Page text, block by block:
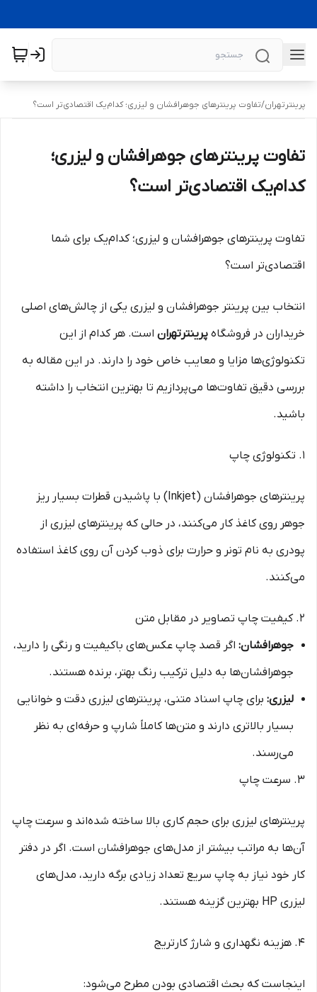
پرینترتهران/تفاوت پرینترهای جوهرافشان و لیزری؛ کدام‌یک اقتصادی‌تر است؟
تفاوت پرینترهای جوهرافشان و لیزری؛
کدام‌یک اقتصادی‌تر است؟
تفاوت پرینترهای جوهرافشان و لیزری؛ کدام‌یک برای شما
اقتصادی‌تر است؟
انتخاب بین پرینتر جوهرافشان و لیزری یکی از چالش‌های اصلی
خریداران در فروشگاه پرینترتهران است. هر کدام از این
تکنولوژی‌ها مزایا و معایب خاص خود را دارند. در این مقاله به
بررسی دقیق تفاوت‌ها می‌پردازیم تا بهترین انتخاب را داشته
باشید.
۱. تکنولوژی چاپ
پرینترهای جوهرافشان (Inkjet) با پاشیدن قطرات بسیار ریز
جوهر روی کاغذ کار می‌کنند، در حالی که پرینترهای لیزری از
پودری به نام تونر و حرارت برای ذوب کردن آن روی کاغذ استفاده
می‌کنند.
۲. کیفیت چاپ تصاویر در مقابل متن
جوهرافشان: اگر قصد چاپ عکس‌های باکیفیت و رنگی را دارید،
جوهرافشان‌ها به دلیل ترکیب رنگ بهتر، برنده هستند.
لیزری: برای چاپ اسناد متنی، پرینترهای لیزری دقت و خوانایی
بسیار بالاتری دارند و متن‌ها کاملاً شارپ و حرفه‌ای به نظر
می‌رسند.
۳. سرعت چاپ
پرینترهای لیزری برای حجم کاری بالا ساخته شده‌اند و سرعت چاپ
آن‌ها به مراتب بیشتر از مدل‌های جوهرافشان است. اگر در دفتر
کار خود نیاز به چاپ سریع تعداد زیادی برگه دارید، مدل‌های
لیزری HP بهترین گزینه هستند.
۴. هزینه نگهداری و شارژ کارتریج
اینجاست که بحث اقتصادی بودن مطرح می‌شود: